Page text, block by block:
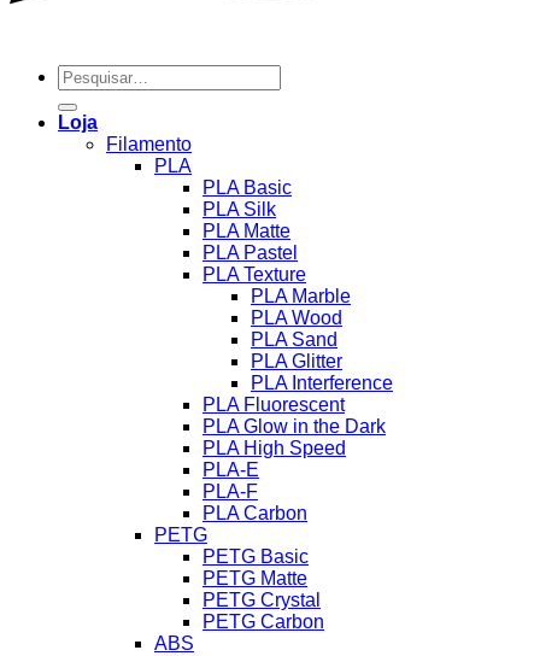
Pesquisar
por:
Loja
Filamento
PLA
PLA Basic
PLA Silk
PLA Matte
PLA Pastel
PLA Texture
PLA Marble
PLA Wood
PLA Sand
PLA Glitter
PLA Interference
PLA Fluorescent
PLA Glow in the Dark
PLA High Speed
PLA-E
PLA-F
PLA Carbon
PETG
PETG Basic
PETG Matte
PETG Crystal
PETG Carbon
ABS